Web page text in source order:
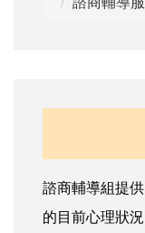
諮商輔導組提
的目前心理狀況